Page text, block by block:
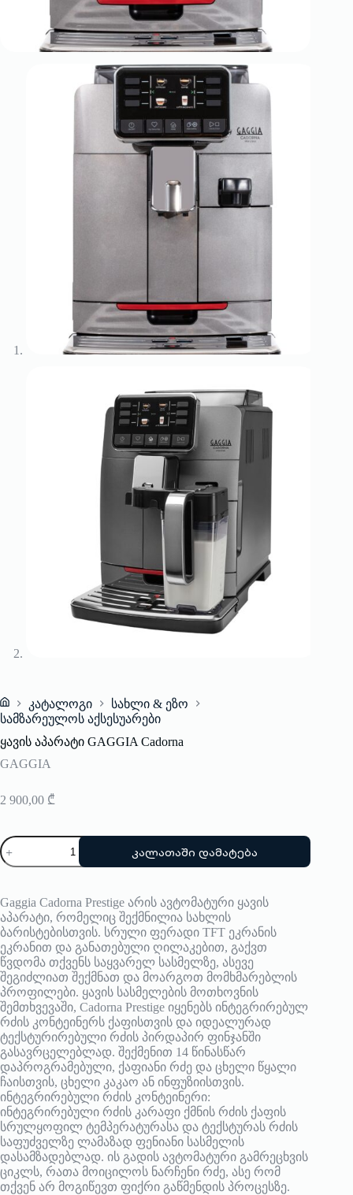
Home
კატალოგი
სახლი & ეზო
სამზარეულოს აქსესუარები
ყავის აპარატი GAGGIA Cadorna
GAGGIA
2 900,00 ₾
რაოდენობა:
ყავის
აპარატი
Cadorna
კალათაში დამატება
Gaggia Cadorna Prestige არის ავტომატური ყავის
აპარატი, რომელიც შექმნილია სახლის
ბარისტებისთვის. სრული ფერადი TFT ეკრანის
ეკრანით და განათებული ღილაკებით, გაქვთ
წვდომა თქვენს საყვარელ სასმელზე, ასევე
შეგიძლიათ შექმნათ და მოარგოთ მომხმარებლის
პროფილები. ყავის სასმელების მოთხოვნის
შემთხვევაში, Cadorna Prestige იყენებს ინტეგრირებულ
რძის კონტეინერს ქაფისთვის და იდეალურად
ტექსტურირებული რძის პირდაპირ ფინჯანში
გასავრცელებლად. შექმენით 14 წინასწარ
დაპროგრამებული, ქაფიანი რძე და ცხელი წყალი
ჩაისთვის, ცხელი კაკაო ან ინფუზიისთვის.
ინტეგრირებული რძის კონტეინერი:
ინტეგრირებული რძის კარაფი ქმნის რძის ქაფის
სრულყოფილ ტემპერატურასა და ტექსტურას რძის
საფუძველზე ლამაზად ფენიანი სასმელის
დასამზადებლად. ის გადის ავტომატური გამრეცხვის
ციკლს, რათა მოიცილოს ნარჩენი რძე, ასე რომ
თქვენ არ მოგიწევთ ფიქრი გაწმენდის პროცესზე.